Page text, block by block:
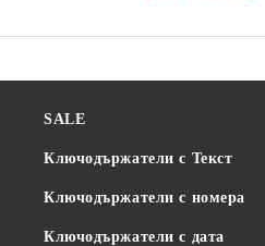
SALE
Ключодържатели с Текст
Ключодържатели с номера
Ключодържатели с дата